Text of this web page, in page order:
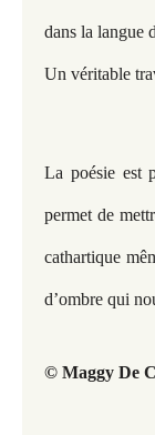
dans la langue
Un véritable
La poésie est
permet de
cathartique
d’ombre qui
© Maggy De